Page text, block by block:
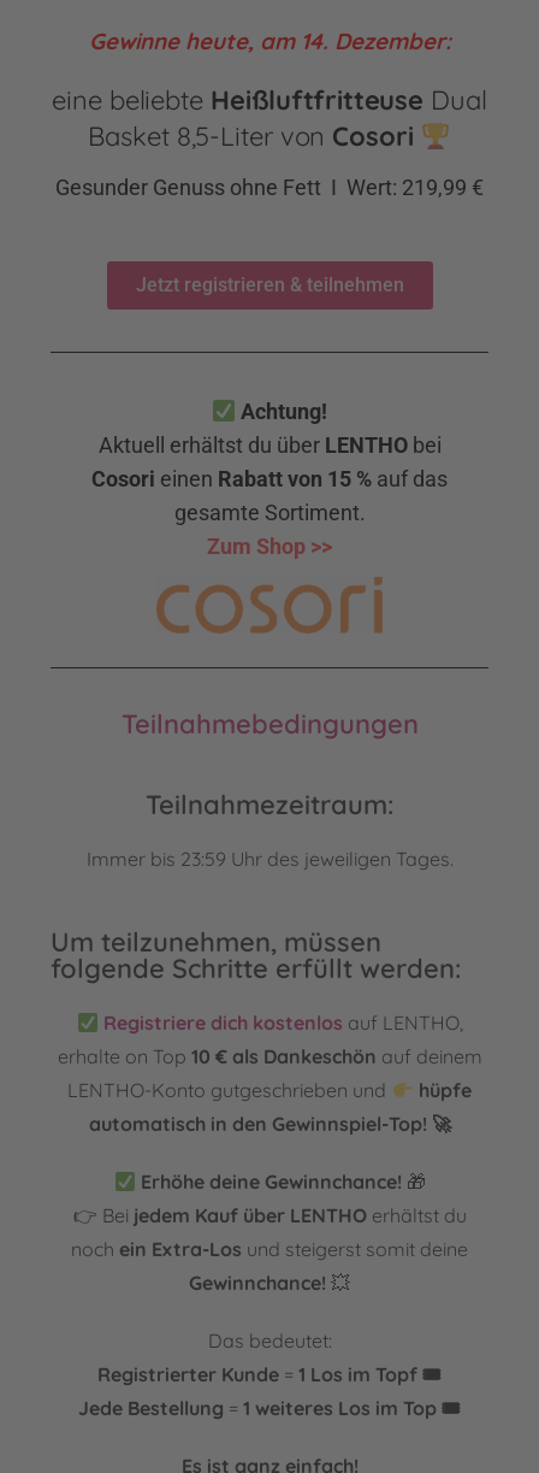
Gewinne heute, am 14. Dezember:
eine beliebte Heißluftfritteuse Dual
Basket 8,5-Liter von Cosori
Gesunder Genuss ohne Fett I Wert: 219,99 €
Jetzt registrieren & teilnehmen
Achtung!
Aktuell erhältst du über LENTHObei
Cosori einen Rabatt von 15 % auf das
gesamte Sortiment.
Zum Shop >>
Teilnahmebedingungen
Teilnahmezeitraum:
Immer bis 23:59 Uhr des jeweiligen Tages.
Um teilzunehmen, müssen
folgende Schritte erfüllt werden:
Registriere dich kostenlos auf LENTHO,
erhalte on Top 10 € als Dankeschön auf deinem
LENTHO-Konto gutgeschrieben und
hüpfe
automatisch in den Gewinnspiel-Top! 🚀
Erhöhe deine Gewinnchance! 🎁
👉 Bei jedem Kauf über LENTHOerhältst du
noch ein Extra-Los und steigerst somit deine
Gewinnchance! 💥
Das bedeutet:
Registrierter Kunde = 1 Los im Topf 🎟️
Jede Bestellung = 1 weiteres Los im Top 🎟️
Es ist ganz einfach!